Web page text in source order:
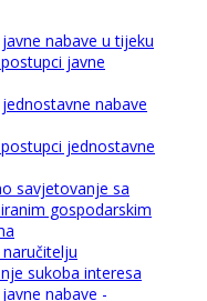
nabave u tijeku
javne
nabave
jednostavne
savjetovanje sa
gospodarskim
sukoba interesa
nabave -